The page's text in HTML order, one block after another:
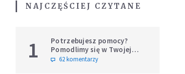
NAJCZĘŚCIEJ CZYTANE
1
Potrzebujesz pomocy?
Pomodlimy się w Twojej
intencji
62 komentarzy